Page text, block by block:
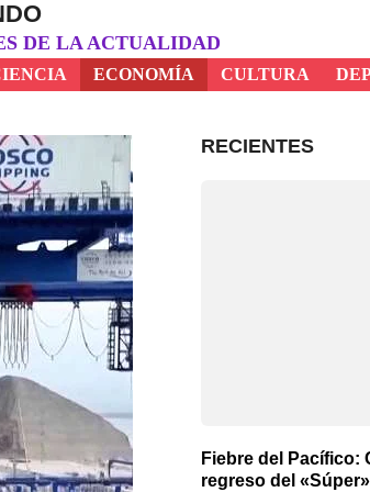
DE LA ACTUALIDAD
ECONOMÍA CULTURA
RECIENTES
Fiebre del Pacífico:
regreso del